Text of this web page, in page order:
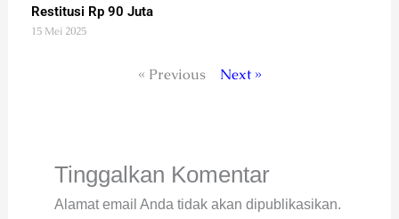
Restitusi Rp 90 Juta
15 Mei 2025
« Previous Next »
Tinggalkan Komentar
Alamat email Anda tidak akan dipublikasikan.